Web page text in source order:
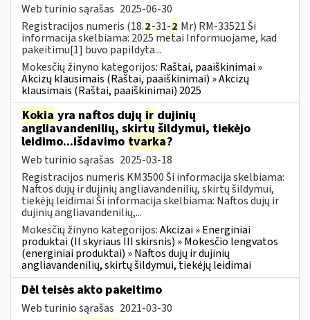
Web turinio sąrašas 2025-06-30
Registracijos numeris (18.2-31-2 Mr) RM-33521 Ši
informacija skelbiama: 2025 metai Informuojame, kad
pakeitimu[1] buvo papildyta...
Mokesčių žinyno kategorijos: Raštai, paaiškinimai »
Akcizų klausimais (Raštai, paaiškinimai) » Akcizų
klausimais (Raštai, paaiškinimai) 2025
Kokia yra naftos dujų ir dujinių
angliavandenilių, skirtų šildymui, tiekėjo
leidimo...išdavimo tvarka?
Web turinio sąrašas 2025-03-18
Registracijos numeris KM3500 Ši informacija skelbiama:
Naftos dujų ir dujinių angliavandenilių, skirtų šildymui,
tiekėjų leidimai Ši informacija skelbiama: Naftos dujų ir
dujinių angliavandenilių,...
Mokesčių žinyno kategorijos:Akcizai » Energiniai
produktai (II skyriaus III skirsnis) » Mokesčio lengvatos
(energiniai produktai) » Naftos dujų ir dujinių
angliavandenilių, skirtų šildymui, tiekėjų leidimai
Dėl teisės akto pakeitimo
Web turinio sąrašas 2021-03-30